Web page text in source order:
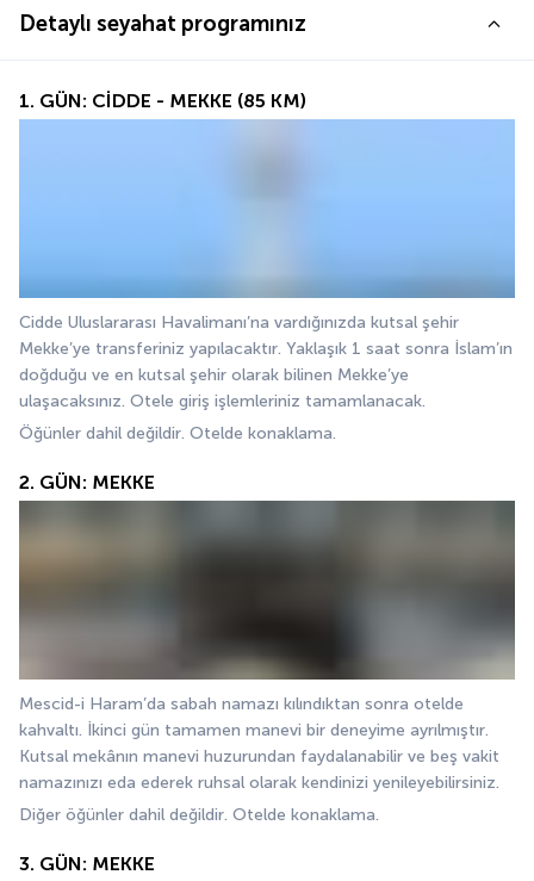
Detaylı seyahat programınız
1. GÜN: CİDDE - MEKKE (85 KM)
Cidde Uluslararası Havalimanı’na vardığınızda kutsal şehir
Mekke’ye transferiniz yapılacaktır. Yaklaşık 1 saat sonra İslam’ın
doğduğu ve en kutsal şehir olarak bilinen Mekke’ye
ulaşacaksınız. Otele giriş işlemleriniz tamamlanacak.
Öğünler dahil değildir. Otelde konaklama.
2. GÜN: MEKKE
Mescid-i Haram’da sabah namazı kılındıktan sonra otelde
kahvaltı. İkinci gün tamamen manevi bir deneyime ayrılmıştır.
Kutsal mekânın manevi huzurundan faydalanabilir ve beş vakit
namazınızı eda ederek ruhsal olarak kendinizi yenileyebilirsiniz.
Diğer öğünler dahil değildir. Otelde konaklama.
3. GÜN: MEKKE